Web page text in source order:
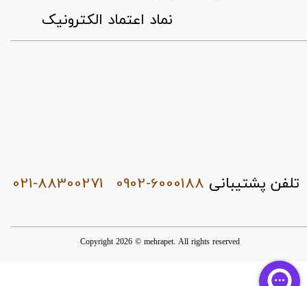
0902-6000188
021-88300271
Copyright 2026 © mehrapet. All rights reserved
​نماد اعتماد الکترونیک